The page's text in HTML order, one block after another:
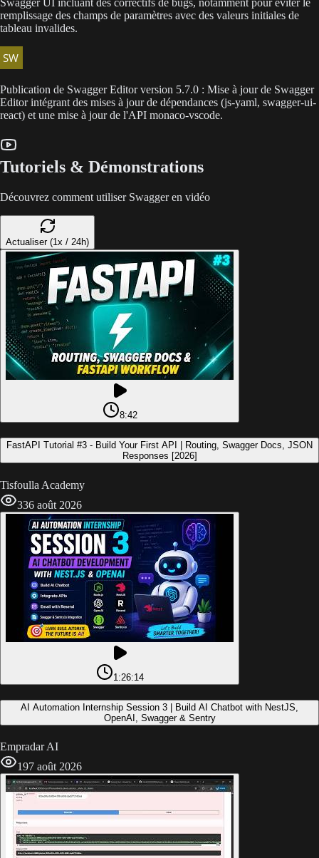
Swagger UI incluant des correctifs de bugs, notamment pour éviter le
remplissage des champs de paramètres avec des valeurs initiales de
tableau invalides.
Publication de Swagger Editor version 5.7.0 : Mise à jour de Swagger
Editor intégrant des mises à jour de dépendances (js-yaml, swagger-ui-
react) et une mise à jour de l'API monaco-vscode.
Tutoriels & Démonstrations
Découvrez comment utiliser Swagger en vidéo
Actualiser (1x / 24h)
8:42
FastAPI Tutorial #3 - Build Your First API | Routing, Swagger Docs, JSON
Responses [2026]
Tisfoulla Academy
336 août 2026
1:26:14
AI Automation Internship Session 3 | Build AI Chatbot with NestJS,
OpenAI, Swagger & Sentry
Empradar AI
197 août 2026